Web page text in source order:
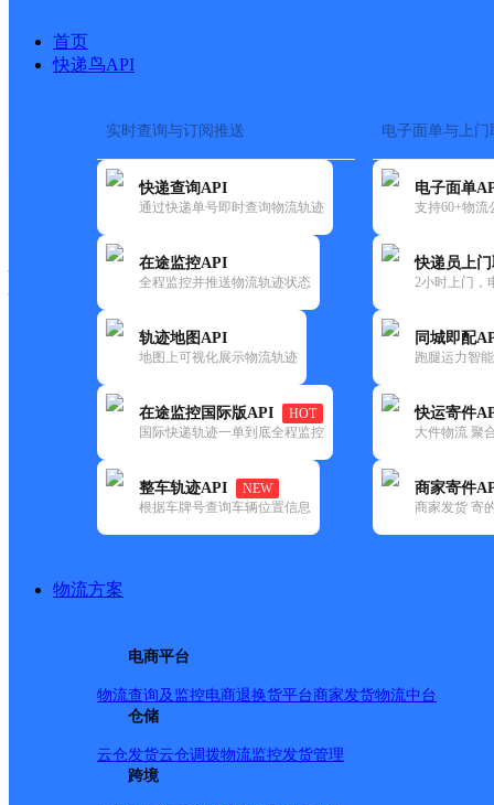
首页
快递鸟API
实时查询与订阅推送
快递查询API
通过快递单号即时查询物流轨迹
在途监控API
全程监控并推送物流轨迹状态
轨迹地图API
地图上可视化展示物流轨迹
在途监控国际版API
HOT
国际快递轨迹一单到底全程监控
整车轨迹API
NEW
根据车牌号查询车辆位置信息
电子面单与上门
电子面单
支持60+物流
快递员上
2小时上门，
同城即配
跑腿运力智
快运寄件
大件物流 聚
商家寄件
商家发货 寄
物流方案
电商平台
物流查询及监控电商退换货平台商家发货物流中台
仓储
云仓发货云仓调拨物流监控发货管理
跨境
快运大全 快递时效
圆通
威海市寨子二部
更新时间：2021-11-26 00:00:00
所属快递：圆通速递
所属区域：山东省-威海市-环翠区
网点地址：山东省威海市寨子二部
网点负责人：